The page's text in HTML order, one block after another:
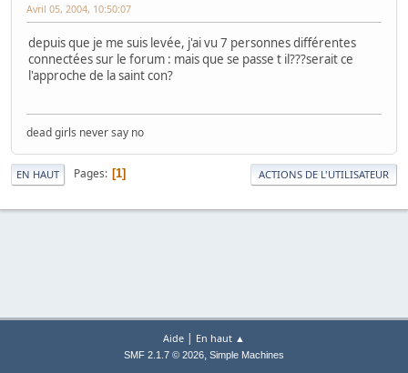
Avril 05, 2004, 10:50:07
depuis que je me suis levée, j'ai vu 7 personnes différentes
connectées sur le forum : mais que se passe t il???serait ce
l'approche de la saint con?
dead girls never say no
EN HAUT Pages 1 ACTIONS DE L'UTILISATEUR
Aide | En haut ▲
SMF 2.1.7 © 2026, Simple Machines